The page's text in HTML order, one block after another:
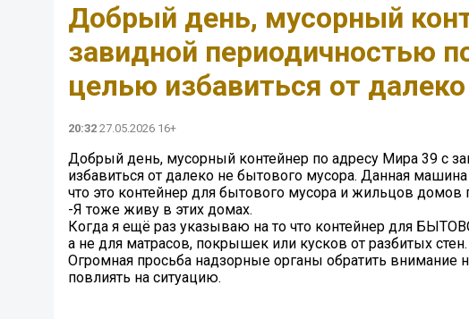
Добрый день, мусорный
завидной периодичностью
целью избавиться от
20:32 27.05.2026 16+
Добрый день, мусорный контейнер по адресу Мира 39 с
избавиться от далеко не бытового мусора. Данная
что это контейнер для бытового мусора и жильцов домов
-Я тоже живу в этих домах.
Когда я ещё раз указываю на то что контейнер для
а не для матрасов, покрышек или кусков от разбитых
Огромная просьба надзорные органы обратить
повлиять на ситуацию.